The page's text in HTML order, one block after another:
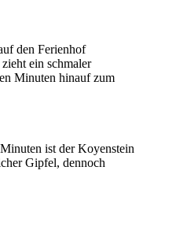
den Ferienhof
ein schmaler
Minuten hinauf zum
ist der Koyenstein
Gipfel, dennoch